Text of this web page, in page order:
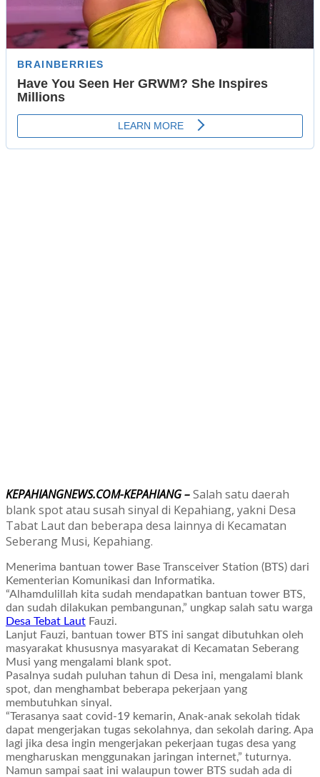
KEPAHIANGNEWS.COM-KEPAHIANG –Salah satu daerah
blank spot atau susah sinyal di Kepahiang, yakni Desa
Tabat Laut dan beberapa desa lainnya di Kecamatan
Seberang Musi, Kepahiang.
Menerima bantuan tower Base Transceiver Station (BTS) dari
Kementerian Komunikasi dan Informatika.
“Alhamdulillah kita sudah mendapatkan bantuan tower BTS,
dan sudah dilakukan pembangunan,” ungkap salah satu warga
Desa Tebat Laut Fauzi.
Lanjut Fauzi, bantuan tower BTS ini sangat dibutuhkan oleh
masyarakat khususnya masyarakat di Kecamatan Seberang
Musi yang mengalami blank spot.
Pasalnya sudah puluhan tahun di Desa ini, mengalami blank
spot, dan menghambat beberapa pekerjaan yang
membutuhkan sinyal.
“Terasanya saat covid-19 kemarin, Anak-anak sekolah tidak
dapat mengerjakan tugas sekolahnya, dan sekolah daring. Apa
lagi jika desa ingin mengerjakan pekerjaan tugas desa yang
mengharuskan menggunakan jaringan internet,” tuturnya.
Namun sampai saat ini walaupun tower BTS sudah ada di